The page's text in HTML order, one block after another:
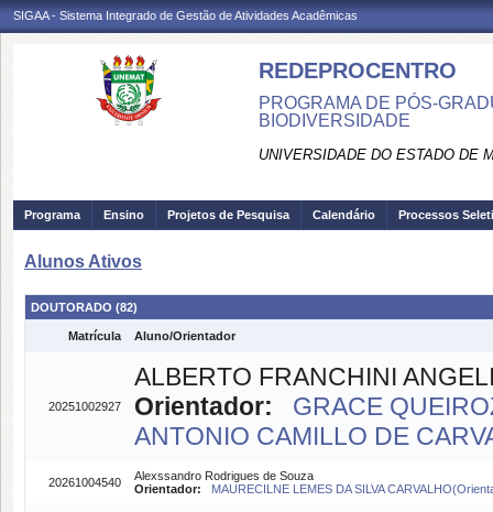
SIGAA - Sistema Integrado de Gestão de Atividades Acadêmicas
REDEPROCENTRO
PROGRAMA DE PÓS-
BIODIVERSIDADE
UNIVERSIDADE DO ESTADO DE
Programa Ensino Projetos de Pesquisa Calendário Processos
Alunos Ativos
DOUTORADO (82)
Matrícula Aluno/Orientador
20251002927
ALBERTO FRANCHINI
Orientador:
GRACE
ANTONIO CAMILLO DE
20261004540
Alexssandro Rodrigues de Souza
Orientador:
MAURECILNE LEMES DA SILVA